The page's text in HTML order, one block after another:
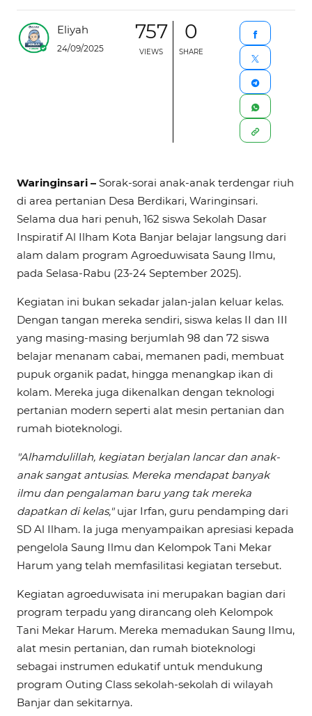
Eliyah
24/09/2025
757
VIEWS
0
SHARE
Waringinsari – Sorak-sorai anak-anak terdengar riuh
di area pertanian Desa Berdikari, Waringinsari.
Selama dua hari penuh, 162 siswa Sekolah Dasar
Inspiratif Al Ilham Kota Banjar belajar langsung dari
alam dalam program Agroeduwisata Saung Ilmu,
pada Selasa-Rabu (23-24 September 2025).
Kegiatan ini bukan sekadar jalan-jalan keluar kelas.
Dengan tangan mereka sendiri, siswa kelas II dan III
yang masing-masing berjumlah 98 dan 72 siswa
belajar menanam cabai, memanen padi, membuat
pupuk organik padat, hingga menangkap ikan di
kolam. Mereka juga dikenalkan dengan teknologi
pertanian modern seperti alat mesin pertanian dan
rumah bioteknologi.
"Alhamdulillah, kegiatan berjalan lancar dan anak-
anak sangat antusias. Mereka mendapat banyak
ilmu dan pengalaman baru yang tak mereka
dapatkan di kelas,"ujar Irfan, guru pendamping dari
SD Al Ilham. Ia juga menyampaikan apresiasi kepada
pengelola Saung Ilmu dan Kelompok Tani Mekar
Harum yang telah memfasilitasi kegiatan tersebut.
Kegiatan agroeduwisata ini merupakan bagian dari
program terpadu yang dirancang oleh Kelompok
Tani Mekar Harum. Mereka memadukan Saung Ilmu,
alat mesin pertanian, dan rumah bioteknologi
sebagai instrumen edukatif untuk mendukung
program Outing Class sekolah-sekolah di wilayah
Banjar dan sekitarnya.